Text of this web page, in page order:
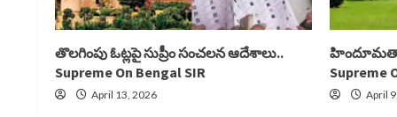
తొలగింపు ఓట్లపై సుప్రీం సంచలన ఆదేశాలు..
Supreme On Bengal SIR
April 13, 2026
Supreme
April